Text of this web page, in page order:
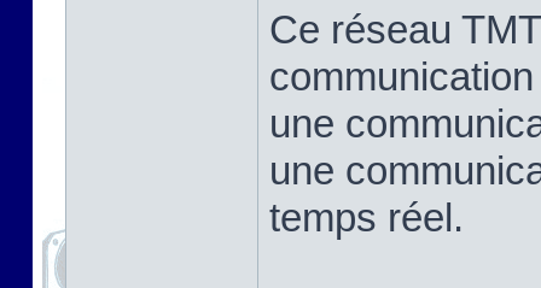
Ce réseau
une
une
temps réel.